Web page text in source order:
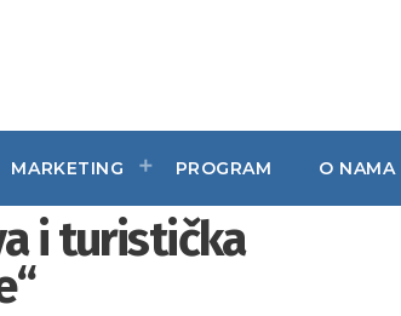
MARKETING PROGRAM O NAMA
i turistička